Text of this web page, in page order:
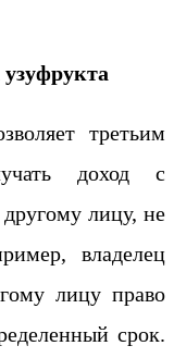
третьим
доход с
лицу, не
владелец
лицу право
срок.